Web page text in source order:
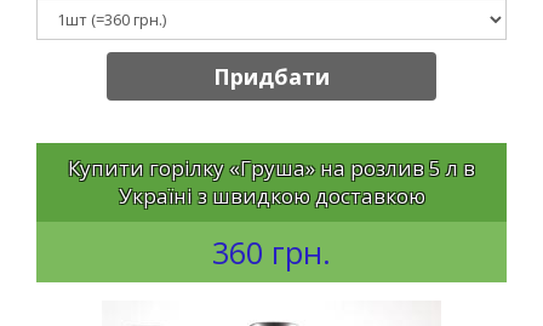
Придбати
Купити горілку «Груша» на розлив 5 л в
Україні з швидкою доставкою
360 грн.